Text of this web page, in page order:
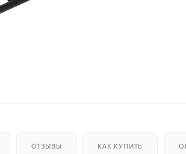
ОТЗЫВЫ КАК КУПИТЬ